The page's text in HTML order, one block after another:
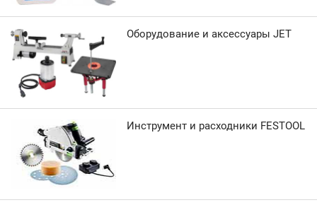
Оборудование и аксессуары JET
Инструмент и расходники FESTOOL